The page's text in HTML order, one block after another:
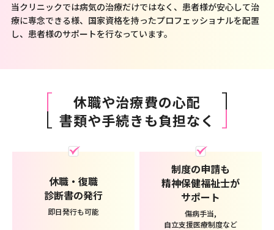
当クリニックでは病気の治療だけではなく、患者様が安心して治
療に専念できる様、国家資格を持ったプロフェッショナルを配置
し、患者様のサポートを行なっています。
休職や治療費の心配
書類や手続きも負担なく
休職・復職
診断書の発行
即日発行も可能
制度の申請も
精神保健福祉士が
サポート
傷病手当,
自立支援医療制度など